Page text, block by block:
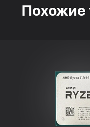
Похожие